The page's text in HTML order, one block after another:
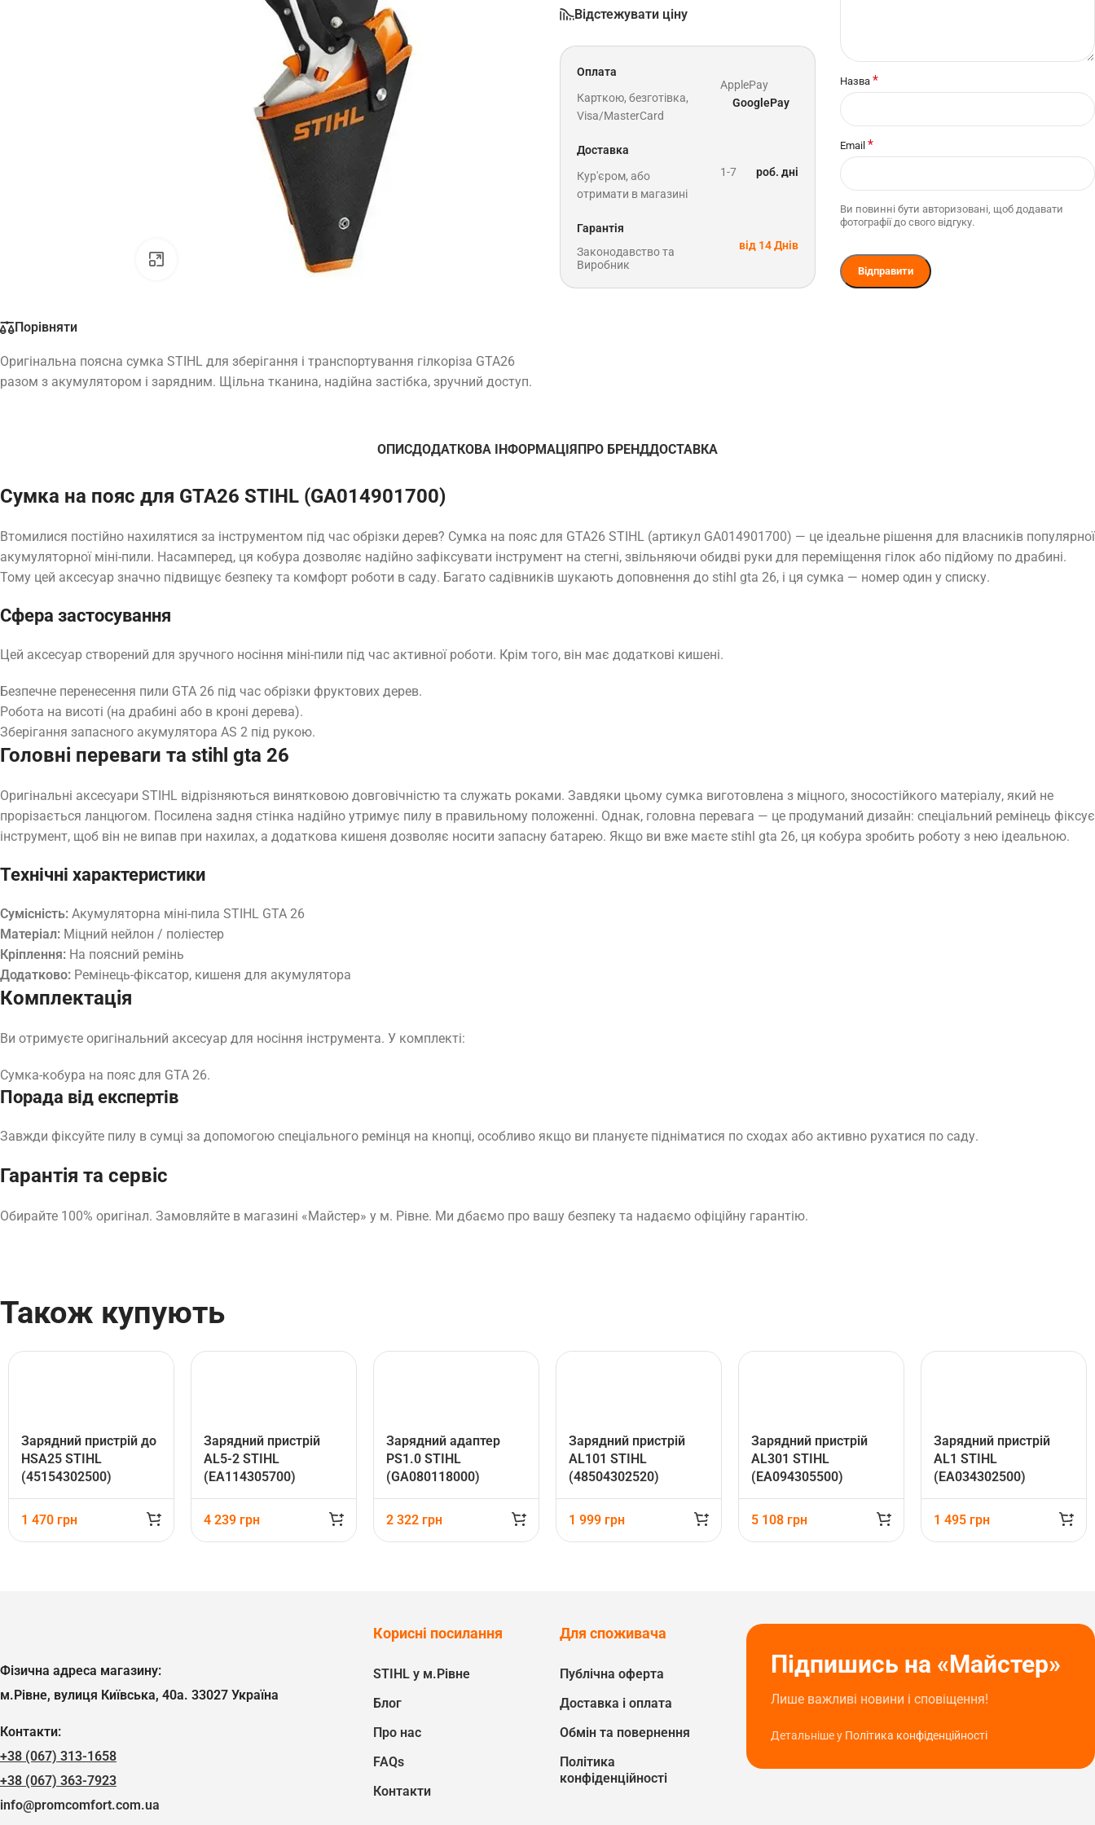
Натисніть, щоб збільшити
Порівняти
Оригінальна поясна сумка STIHL для зберігання і транспортування гілкоріза GTA26
разом з акумулятором і зарядним. Щільна тканина, надійна застібка, зручний доступ.
Відстежувати ціну
Оплата
Карткою, безготівка,
Visa/MasterCard
ApplePay
GooglePay
Доставка
Кур'єром, або
отримати в магазині
1-7 роб. дні
Гарантія
Законодавство та
Виробник
від 14 Днів
Назва *
Email *
Ви повинні бути авторизовані, щоб додавати
фотографії до свого відгуку.
ОПИСДОДАТКОВА ІНФОРМАЦІЯПРО БРЕНДДОСТАВКА
Сумка на пояс для GTA26 STIHL (GA014901700)
Втомилися постійно нахилятися за інструментом під час обрізки дерев? Сумка на пояс для GTA26 STIHL (артикул GA014901700) — це ідеальне рішення для власників популярної
акумуляторної міні-пили. Насамперед, ця кобура дозволяє надійно зафіксувати інструмент на стегні, звільняючи обидві руки для переміщення гілок або підйому по драбині.
Тому цей аксесуар значно підвищує безпеку та комфорт роботи в саду. Багато садівників шукають доповнення до stihl gta 26, і ця сумка — номер один у списку.
Сфера застосування
Цей аксесуар створений для зручного носіння міні-пили під час активної роботи. Крім того, він має додаткові кишені.
Безпечне перенесення пили GTA 26 під час обрізки фруктових дерев.
Робота на висоті (на драбині або в кроні дерева).
Зберігання запасного акумулятора AS 2 під рукою.
Головні переваги та stihl gta 26
Оригінальні аксесуари STIHL відрізняються винятковою довговічністю та служать роками. Завдяки цьому сумка виготовлена з міцного, зносостійкого матеріалу, який не
прорізається ланцюгом. Посилена задня стінка надійно утримує пилу в правильному положенні. Однак, головна перевага — це продуманий дизайн: спеціальний ремінець фіксує
інструмент, щоб він не випав при нахилах, а додаткова кишеня дозволяє носити запасну батарею. Якщо ви вже маєте stihl gta 26, ця кобура зробить роботу з нею ідеальною.
Технічні характеристики
Сумісність: Акумуляторна міні-пила STIHL GTA 26
Матеріал: Міцний нейлон / поліестер
Кріплення: На поясний ремінь
Додатково: Ремінець-фіксатор, кишеня для акумулятора
Комплектація
Ви отримуєте оригінальний аксесуар для носіння інструмента. У комплекті:
Сумка-кобура на пояс для GTA 26.
Порада від експертів
Завжди фіксуйте пилу в сумці за допомогою спеціального ремінця на кнопці, особливо якщо ви плануєте підніматися по сходах або активно рухатися по саду.
Гарантія та сервіс
Обирайте 100% оригінал. Замовляйте в магазині «Майстер» у м. Рівне. Ми дбаємо про вашу безпеку та надаємо офіційну гарантію.
Також купують
Зарядний пристрій до
HSA25 STIHL
(45154302500)
1 470 грн
Зарядний пристрій
AL5-2 STIHL
(EA114305700)
4 239 грн
Зарядний адаптер
PS1.0 STIHL
(GA080118000)
2 322 грн
Зарядний пристрій
AL101 STIHL
(48504302520)
1 999 грн
Зарядний пристрій
AL301 STIHL
(EA094305500)
5 108 грн
Зарядний пристрій
AL1 STIHL
(EA034302500)
1 495 грн
Фізична адреса магазину:
м.Рівне, вулиця Київська, 40а. 33027 Україна
Контакти:
+38 (067) 313-1658
+38 (067) 363-7923
info@promcomfort.com.ua
Корисні посилання
STIHL у м.Рівне
Блог
Про нас
FAQs
Контакти
Для споживача
Публічна оферта
Доставка і оплата
Обмін та повернення
Політика
конфіденційності
Підпишись на «Майстер»
Лише важливі новини і сповіщення!
Детальніше у Політика конфіденційності